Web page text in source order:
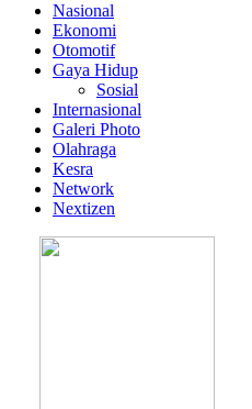
Nasional
Ekonomi
Otomotif
Gaya Hidup
Sosial
Internasional
Galeri Photo
Olahraga
Kesra
Network
Nextizen